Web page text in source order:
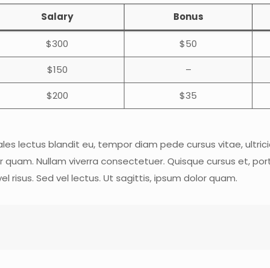
Salary Bonus
$300 $50
$150 –
$200 $35
lectus blandit eu, tempor diam pede cursus vitae,
Nullam viverra consectetuer. Quisque cursus et,
risus. Sed vel lectus. Ut sagittis, ipsum dolor quam.